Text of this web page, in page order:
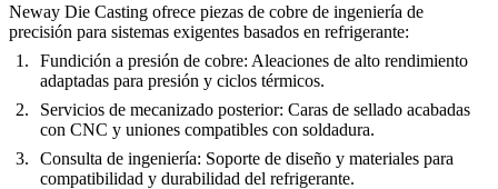
Neway Die Casting ofrece piezas de cobre de ingeniería de
precisión para sistemas exigentes basados en refrigerante:
Fundición a presión de cobre: Aleaciones de alto rendimiento
adaptadas para presión y ciclos térmicos.
Servicios de mecanizado posterior: Caras de sellado acabadas
con CNC y uniones compatibles con soldadura.
Consulta de ingeniería: Soporte de diseño y materiales para
compatibilidad y durabilidad del refrigerante.